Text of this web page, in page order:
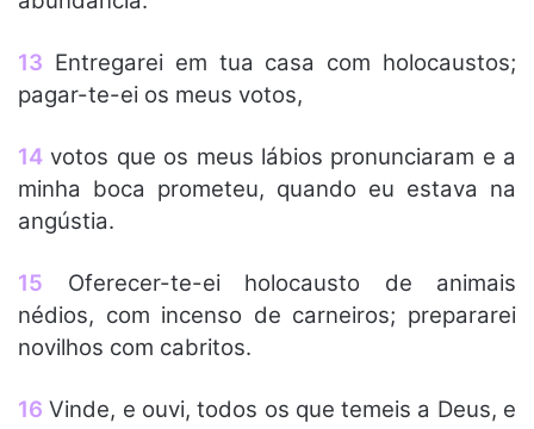
13 Entregarei em tua casa com holocaustos;
pagar-te-ei os meus votos,
14 votos que os meus lábios pronunciaram e a
minha boca prometeu, quando eu estava na
angústia.
15 Oferecer-te-ei holocausto de animais
nédios, com incenso de carneiros; prepararei
novilhos com cabritos.
16 Vinde, e ouvi, todos os que temeis a Deus, e